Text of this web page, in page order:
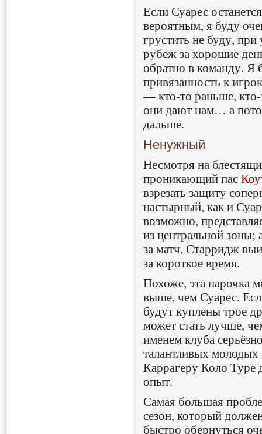
Если Суарес
вероятным, я буду
грустить не буду,
рубеж за хорошие
обратно в команду. Я
привязанность к
— кто-то раньше,
они дают нам… а
дальше.
Ненужный
Несмотря на
проникающий пас
взрезать защиту
настырный, как и
возможно,
из центральной зоны;
за матч, Старридж
за короткое время.
Похоже, эта парочка
выше, чем Суарес.
будут куплены трое
может стать лучше,
именем клуба
талантливых молодых
Каррагеру Коло Туре
опыт.
Самая большая
сезон, который
быстро обернуться